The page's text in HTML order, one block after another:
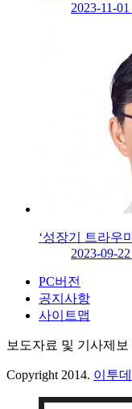
2023-11-
‘성장기 트라우
2023-09-
PC버전
공지사항
사이트맵
보도자료 및 기사제보
Copyright 2014. 이투